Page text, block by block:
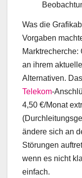
Was die
Vorgaben
Marktrecherche:
an ihrem
Alternativen.
Telekom-
4,50 €/Monat
ändere sich an
Störungen
wenn es nicht
einfach.